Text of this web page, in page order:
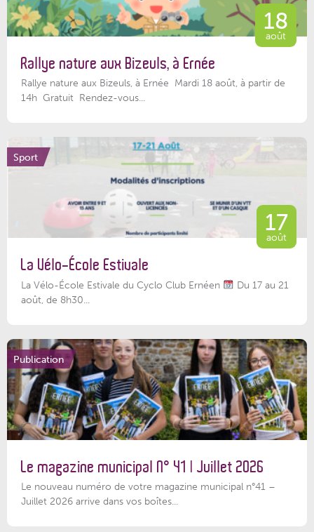
18
août
Rallye nature aux Bizeuls, à Ernée
Rallye nature aux Bizeuls, à Ernée Mardi 18 août, à partir de
14h Gratuit Rendez-vous...
Sport
17
août
La Vélo-École Estivale
La Vélo-École Estivale du Cyclo Club Ernéen
Du 17 au 21
août, de 8h30...
Publication
Le magazine municipal N° 41 | Juillet 2026
Le nouveau numéro de votre magazine municipal n°41 –
Juillet 2026 arrive dans vos boîtes...